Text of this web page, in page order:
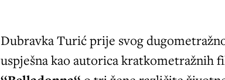
Dubravka Turić prije svog
uspješna kao autorica kratkometražnih